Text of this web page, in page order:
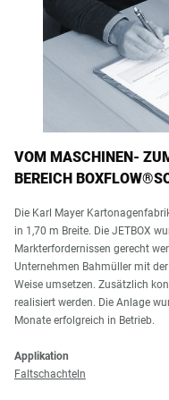
VOM MASCHINEN-
BEREICH
Die Karl Mayer
in 1,70 m Breite. Die JETBOX
Markterfordernissen gerecht
Unternehmen Bahmüller mit
Weise umsetzen. Zusätzlich
realisiert werden. Die Anlage
Monate erfolgreich in Betrieb.
Applikation
Faltschachteln